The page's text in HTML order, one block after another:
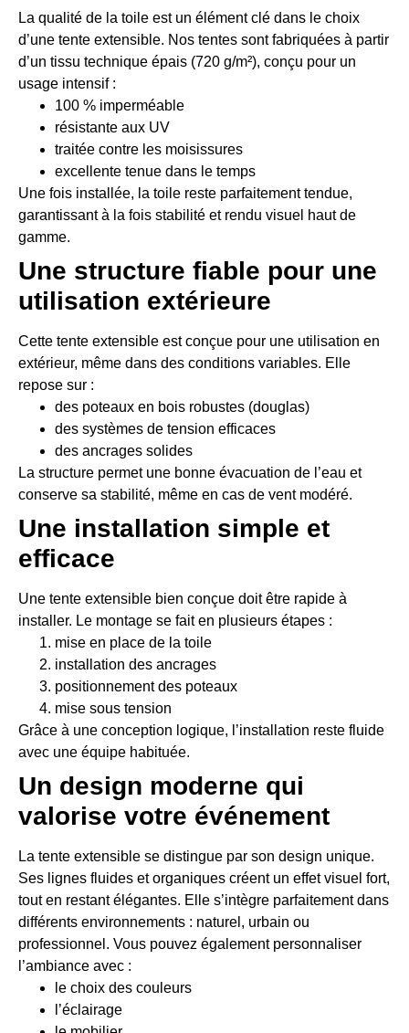
La qualité de la toile est un élément clé dans le choix
d’une tente extensible. Nos tentes sont fabriquées à partir
d’un tissu technique épais (720 g/m²), conçu pour un
usage intensif :
100 % imperméable
résistante aux UV
traitée contre les moisissures
excellente tenue dans le temps
Une fois installée, la toile reste parfaitement tendue,
garantissant à la fois stabilité et rendu visuel haut de
gamme.
Une structure fiable pour une
utilisation extérieure
Cette tente extensible est conçue pour une utilisation en
extérieur, même dans des conditions variables. Elle
repose sur :
des poteaux en bois robustes (douglas)
des systèmes de tension efficaces
des ancrages solides
La structure permet une bonne évacuation de l’eau et
conserve sa stabilité, même en cas de vent modéré.
Une installation simple et
efficace
Une tente extensible bien conçue doit être rapide à
installer. Le montage se fait en plusieurs étapes :
mise en place de la toile
installation des ancrages
positionnement des poteaux
mise sous tension
Grâce à une conception logique, l’installation reste fluide
avec une équipe habituée.
Un design moderne qui
valorise votre événement
La tente extensible se distingue par son design unique.
Ses lignes fluides et organiques créent un effet visuel fort,
tout en restant élégantes. Elle s’intègre parfaitement dans
différents environnements : naturel, urbain ou
professionnel. Vous pouvez également personnaliser
l’ambiance avec :
le choix des couleurs
l’éclairage